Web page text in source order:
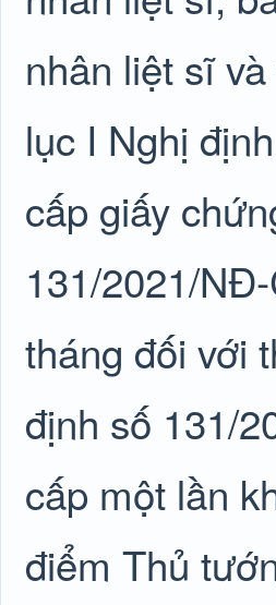
nhân liệt sĩ
lục I Nghị
cấp giấy
131/2021/
tháng đối với
định số 131/
cấp một lần
điểm Thủ